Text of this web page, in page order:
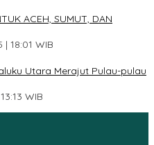
ACEH, SUMUT, DAN
18:01 WIB
Utara Merajut Pulau-pulau
WIB